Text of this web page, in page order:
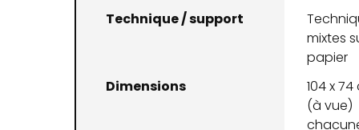
Technique / support
mixtes
papier
Dimensions
104 x
(à vue)